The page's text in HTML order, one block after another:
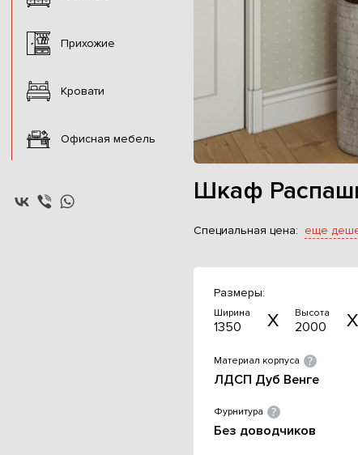
Прихожие
Кровати
Офисная мебель
Шкаф
Специальная цена: еще
Размеры:
Ширина
1350
Высота
2000
Материал корпуса
ЛДСП Дуб Венге
Фурнитура
Без доводчиков